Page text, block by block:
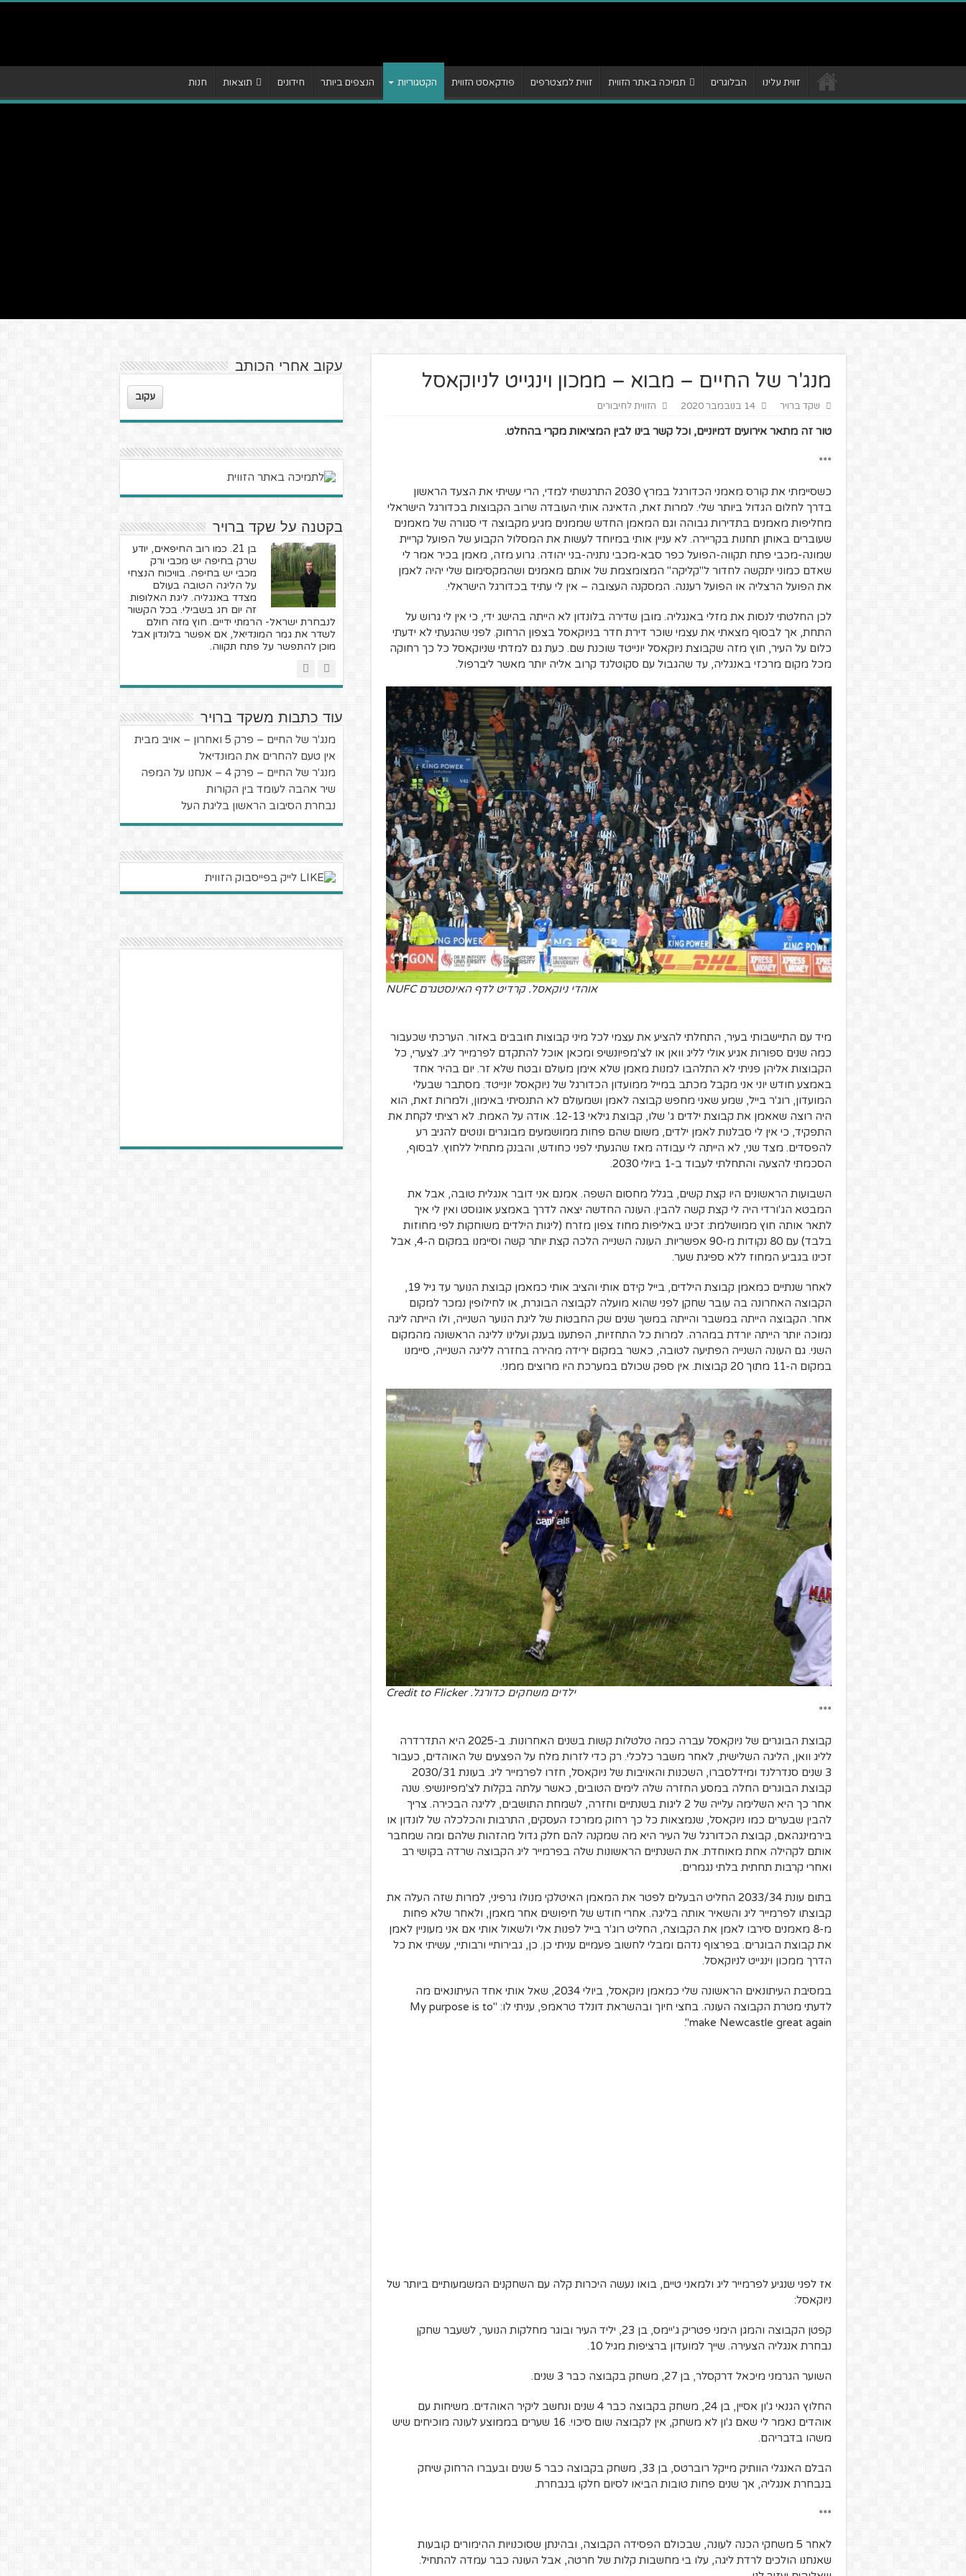
זווית עלינו הבלוגרים תמיכה באתר הזווית זווית למצטרפים פודקאסט הזווית הקטגוריות הנצפים ביותר חידונים תוצאות חנות
מנג'ר של החיים – מבוא – ממכון וינגייט לניוקאסל
שקד ברויר 14 בנובמבר 2020 הזווית לחיבורים
טור זה מתאר אירועים דמיוניים, וכל קשר בינו לבין המציאות מקרי בהחלט.
***
כשסיימתי את קורס מאמני הכדורגל במרץ 2030 התרגשתי למדי, הרי עשיתי את הצעד הראשון
בדרך לחלום הגדול ביותר שלי. למרות זאת, הדאיגה אותי העובדה שרוב הקבוצות בכדורגל הישראלי
מחליפות מאמנים בתדירות גבוהה וגם המאמן החדש שממנים מגיע מקבוצה די סגורה של מאמנים
שעוברים באותן תחנות בקריירה. לא עניין אותי במיוחד לעשות את המסלול הקבוע של הפועל קריית
שמונה-מכבי פתח תקווה-הפועל כפר סבא-מכבי נתניה-בני יהודה. גרוע מזה, מאמן בכיר אמר לי
שאדם כמוני יתקשה לחדור ל"קליקה" המצומצמת של אותם מאמנים ושהמקסימום שלי יהיה לאמן
את הפועל הרצליה או הפועל רעננה. המסקנה העצובה – אין לי עתיד בכדורגל הישראלי.
לכן החלטתי לנסות את מזלי באנגליה. מובן שדירה בלונדון לא הייתה בהישג ידי, כי אין לי גרוש על
התחת, אך לבסוף מצאתי את עצמי שוכר דירת חדר בניוקאסל בצפון הרחוק. לפני שהגעתי לא ידעתי
כלום על העיר, חוץ מזה שקבוצת ניוקאסל יונייטד שוכנת שם. כעת גם למדתי שניוקאסל כל כך רחוקה
מכל מקום מרכזי באנגליה, עד שהגבול עם סקוטלנד קרוב אליה יותר מאשר ליברפול.
אוהדי ניוקאסל. קרדיט לדף האינסטגרם NUFC
מיד עם התיישבותי בעיר, התחלתי להציע את עצמי לכל מיני קבוצות חובבים באזור. הערכתי שכעבור
כמה שנים ספורות אגיע אולי לליג וואן או לצ'מפיונשיפ ומכאן אוכל להתקדם לפרמייר ליג. לצערי, כל
הקבוצות אליהן פניתי לא התלהבו למנות מאמן שלא אימן מעולם ובטח שלא זר. יום בהיר אחד
באמצע חודש יוני אני מקבל מכתב במייל ממועדון הכדורגל של ניוקאסל יונייטד. מסתבר שבעלי
המועדון, רוג'ר בייל, שמע שאני מחפש קבוצה לאמן ושמעולם לא התנסיתי באימון, ולמרות זאת, הוא
היה רוצה שאאמן את קבוצת ילדים ג' שלו, קבוצת גילאי 12-13. אודה על האמת. לא רציתי לקחת את
התפקיד, כי אין לי סבלנות לאמן ילדים, משום שהם פחות ממושמעים מבוגרים ונוטים להגיב רע
להפסדים. מצד שני, לא הייתה לי עבודה מאז שהגעתי לפני כחודש, והבנק מתחיל ללחוץ. לבסוף,
הסכמתי להצעה והתחלתי לעבוד ב-1 ביולי 2030.
השבועות הראשונים היו קצת קשים, בגלל מחסום השפה. אמנם אני דובר אנגלית טובה, אבל את
המבטא הג'ורדי היה לי קצת קשה להבין. העונה החדשה יצאה לדרך באמצע אוגוסט ואין לי איך
לתאר אותה חוץ ממושלמת: זכינו באליפות מחוז צפון מזרח (ליגות הילדים משוחקות לפי מחוזות
בלבד) עם 80 נקודות מ-90 אפשריות. העונה השנייה הלכה קצת יותר קשה וסיימנו במקום ה-4, אבל
זכינו בגביע המחוז ללא ספיגת שער.
לאחר שנתיים כמאמן קבוצת הילדים, בייל קידם אותי והציב אותי כמאמן קבוצת הנוער עד גיל 19,
הקבוצה האחרונה בה עובר שחקן לפני שהוא מועלה לקבוצה הבוגרת, או לחילופין נמכר למקום
אחר. הקבוצה הייתה במשבר והייתה במשך שנים שק החבטות של ליגת הנוער השנייה, ולו הייתה ליגה
נמוכה יותר הייתה יורדת במהרה. למרות כל התחזיות, הפתענו בענק ועלינו לליגה הראשונה מהמקום
השני. גם העונה השנייה הפתיעה לטובה, כאשר במקום ירידה מהירה בחזרה לליגה השנייה, סיימנו
במקום ה-11 מתוך 20 קבוצות. אין ספק שכולם במערכת היו מרוצים ממני.
ילדים משחקים כדורגל. Credit to Flicker
***
קבוצת הבוגרים של ניוקאסל עברה כמה טלטלות קשות בשנים האחרונות. ב-2025 היא התדרדרה
לליג וואן, הליגה השלישית, לאחר משבר כלכלי. רק כדי לזרות מלח על הפצעים של האוהדים, כעבור
3 שנים סנדרלנד ומידלסברו, השכנות והאויבות של ניוקאסל, חזרו לפרמייר ליג. בעונת 2030/31
קבוצת הבוגרים החלה במסע החזרה שלה לימים הטובים, כאשר עלתה בקלות לצ'מפיונשיפ. שנה
אחר כך היא השלימה עלייה של 2 ליגות בשנתיים וחזרה, לשמחת התושבים, לליגה הבכירה. צריך
להבין שבערים כמו ניוקאסל, שנמצאות כל כך רחוק ממרכז העסקים, התרבות והכלכלה של לונדון או
בירמינגהאם, קבוצת הכדורגל של העיר היא מה שמקנה להם חלק גדול מהזהות שלהם ומה שמחבר
אותם לקהילה אחת מאוחדת. את השנתיים הראשונות שלה בפרמייר ליג הקבוצה שרדה בקושי רב
ואחרי קרבות תחתית בלתי נגמרים.
בתום עונת 2033/34 החליט הבעלים לפטר את המאמן האיטלקי מנולו גרפיני, למרות שזה העלה את
קבוצתו לפרמייר ליג והשאיר אותה בליגה. אחרי חודש של חיפושים אחר מאמן, ולאחר שלא פחות
מ-8 מאמנים סירבו לאמן את הקבוצה, החליט רוג'ר בייל לפנות אלי ולשאול אותי אם אני מעוניין לאמן
את קבוצת הבוגרים. בפרצוף נדהם ומבלי לחשוב פעמיים עניתי כן. כן, גבירותיי ורבותיי, עשיתי את כל
הדרך ממכון וינגייט לניוקאסל.
במסיבת העיתונאים הראשונה שלי כמאמן ניוקאסל, ביולי 2034, שאל אותי אחד העיתונאים מה
לדעתי מטרת הקבוצה העונה. בחצי חיוך ובהשראת דונלד טראמפ, עניתי לו: "My purpose is to
make Newcastle great again".
אז לפני שנגיע לפרמייר ליג ולמאני טיים, בואו נעשה היכרות קלה עם השחקנים המשמעותיים ביותר של
ניוקאסל:
קפטן הקבוצה והמגן הימני פטריק ג'יימס, בן 23, יליד העיר ובוגר מחלקות הנוער, לשעבר שחקן
נבחרת אנגליה הצעירה. שייך למועדון ברציפות מגיל 10.
השוער הגרמני מיכאל דרקסלר, בן 27, משחק בקבוצה כבר 3 שנים.
החלוץ הגנאי ג'ון אסיין, בן 24, משחק בקבוצה כבר 4 שנים ונחשב ליקיר האוהדים. משיחות עם
אוהדים נאמר לי שאם ג'ון לא משחק, אין לקבוצה שום סיכוי. 16 שערים בממוצע לעונה מוכיחים שיש
משהו בדבריהם.
הבלם האנגלי הוותיק מייקל רוברטס, בן 33, משחק בקבוצה כבר 5 שנים ובעברו הרחוק שיחק
בנבחרת אנגליה, אך שנים פחות טובות הביאו לסיום חלקו בנבחרת.
***
לאחר 5 משחקי הכנה לעונה, שבכולם הפסידה הקבוצה, ובהינתן שסוכנויות ההימורים קובעות
שאנחנו הולכים לרדת ליגה, עלו בי מחשבות קלות של חרטה, אבל העונה כבר עמדה להתחיל.
עקוב אחרי הכותב
עקוב
בקטנה על שקד ברויר
בן 21. כמו רוב החיפאים, יודע
שרק בחיפה יש מכבי ורק
מכבי יש בחיפה. בוויכוח הנצחי
על הליגה הטובה בעולם
מצדד באנגליה. ליגת האלופות
זה יום חג בשבילי. בכל הקשור
לנבחרת ישראל- הרמתי ידיים. חוץ מזה חולם
לשדר את גמר המונדיאל, אם אפשר בלונדון אבל
מוכן להתפשר על פתח תקווה.
עוד כתבות משקד ברויר
מנג'ר של החיים – פרק 5 ואחרון – אויב מבית
אין טעם להחרים את המונדיאל
מנג'ר של החיים – פרק 4 – אנחנו על המפה
שיר אהבה לעומד בין הקורות
נבחרת הסיבוב הראשון בליגת העל